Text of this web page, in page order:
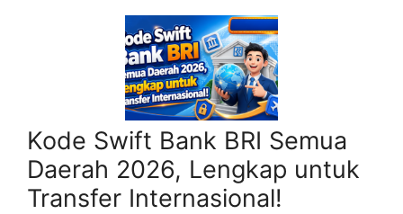
Kode Swift Bank BRI Semua
Daerah 2026, Lengkap untuk
Transfer Internasional!